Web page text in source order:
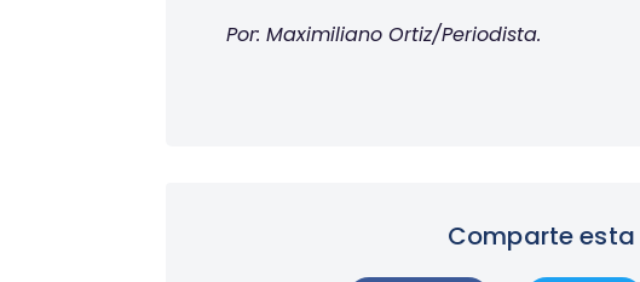
Por: Maximiliano Ortiz/Periodista.
Comparte